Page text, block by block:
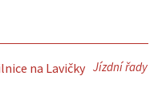
Jízdní řady